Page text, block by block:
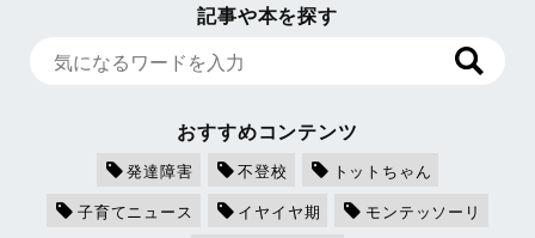
記事や本を探す
おすすめコンテンツ
発達障害 不登校
トットちゃん
子育てニュース
イヤイヤ期
モンテッソーリ